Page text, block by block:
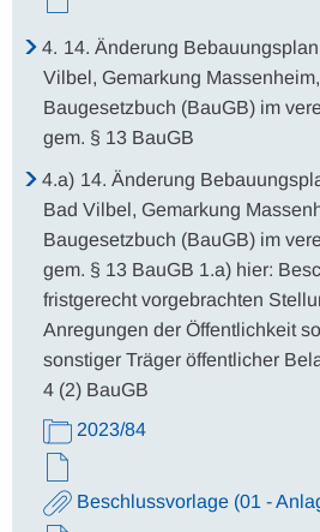
4. 14. Änderung
Vilbel, Gemarkung
Baugesetzbuch (BauGB) im
gem. § 13 BauGB
4.a) 14. Änderung
Bad Vilbel, Gemarkung
Baugesetzbuch (BauGB) im
gem. § 13 BauGB 1.a) hier:
fristgerecht vorgebrachten
Anregungen der Öffentlichkeit
sonstiger Träger öffentlicher
4 (2) BauGB
2023/84
Beschlussvorlage (01 -